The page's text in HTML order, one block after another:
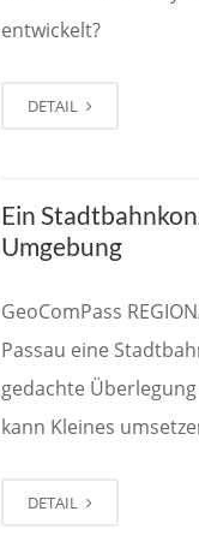
entwickelt?
DETAIL
Ein
Umgebung
GeoComPass
Passau eine
gedachte
kann Kleines
DETAIL